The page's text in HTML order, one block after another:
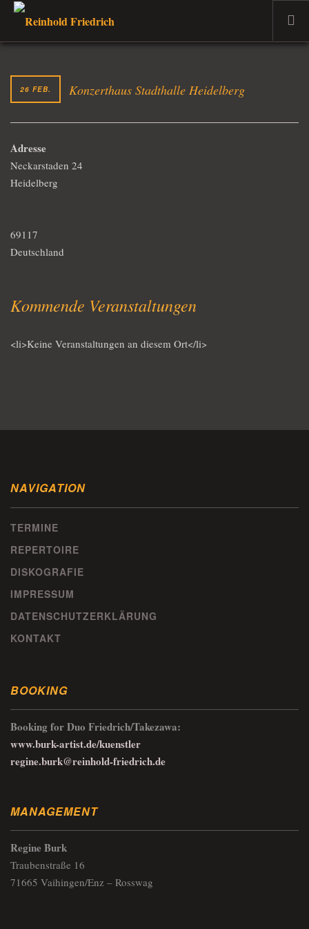
DER MUSIKER
DER DOZENT
26 FEB. Konzerthaus Stadthalle Heidelberg
Adresse
Neckarstaden 24
Heidelberg
69117
Deutschland
Kommende Veranstaltungen
<li>Keine Veranstaltungen an diesem Ort</li>
NAVIGATION
TERMINE
REPERTOIRE
DISKOGRAFIE
IMPRESSUM
DATENSCHUTZERKLÄRUNG
KONTAKT
BOOKING
Booking for Duo Friedrich/Takezawa:
www.burk-artist.de/kuenstler
regine.burk@reinhold-friedrich.de
MANAGEMENT
Regine Burk
Traubenstraße 16
71665 Vaihingen/Enz – Rosswag